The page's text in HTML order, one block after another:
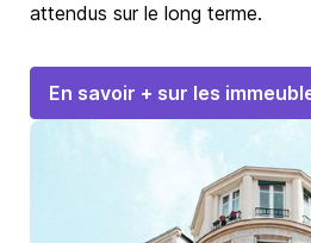
attendus sur le long terme.
En savoir + sur les